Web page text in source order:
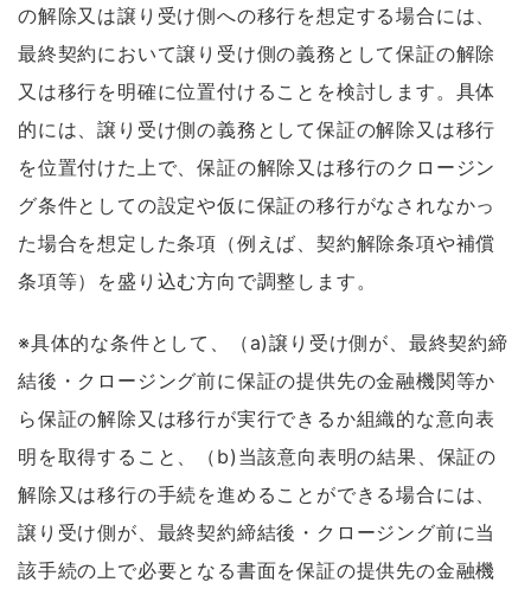
の解除又は譲り受け側への移行を想定する場合には、
最終契約において譲り受け側の義務として保証の解除
又は移行を明確に位置付けることを検討します。具体
的には、譲り受け側の義務として保証の解除又は移行
を位置付けた上で、保証の解除又は移行のクロージン
グ条件としての設定や仮に保証の移行がなされなかっ
た場合を想定した条項（例えば、契約解除条項や補償
条項等）を盛り込む方向で調整します。
※具体的な条件として、（a)譲り受け側が、最終契約締
結後・クロージング前に保証の提供先の金融機関等か
ら保証の解除又は移行が実行できるか組織的な意向表
明を取得すること、（b)当該意向表明の結果、保証の
解除又は移行の手続を進めることができる場合には、
譲り受け側が、最終契約締結後・クロージング前に当
該手続の上で必要となる書面を保証の提供先の金融機